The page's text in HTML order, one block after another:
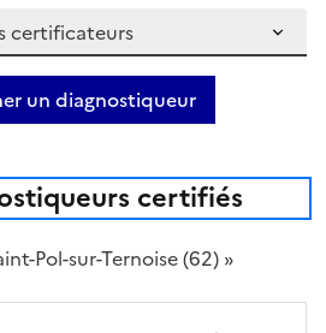
un diagnostiqueur
certifiés
Pol-sur-Ternoise (62) »